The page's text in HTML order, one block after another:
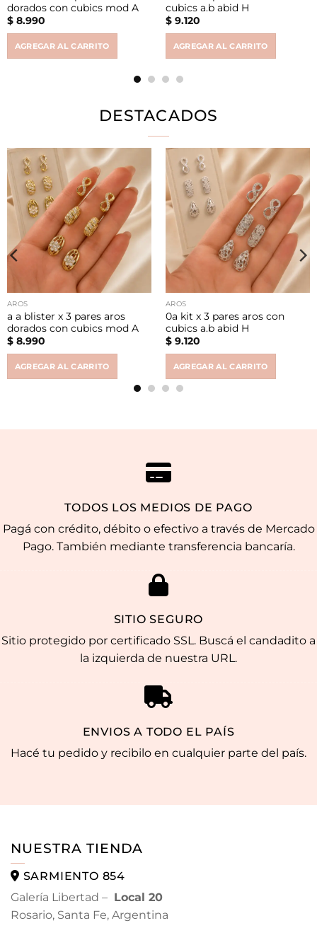
dorados con cubics mod A
$8.990
AGREGAR AL CARRITO
cubics a.b abid H
$9.120
AGREGAR AL CARRITO
DESTACADOS
AROS
a a blister x 3 pares aros
dorados con cubics mod A
$8.990
AGREGAR AL CARRITO
AROS
0a kit x 3 pares aros con
cubics a.b abid H
$9.120
AGREGAR AL CARRITO
TODOS LOS MEDIOS DE PAGO
Pagá con crédito, débito o efectivo a través de Mercado
Pago. También mediante transferencia bancaría.
SITIO SEGURO
Sitio protegido por certificado SSL. Buscá el candadito a
la izquierda de nuestra URL.
ENVIOS A TODO EL PAÍS
Hacé tu pedido y recibilo en cualquier parte del país.
NUESTRA TIENDA
SARMIENTO 854
Galería Libertad – Local 20
Rosario, Santa Fe, Argentina